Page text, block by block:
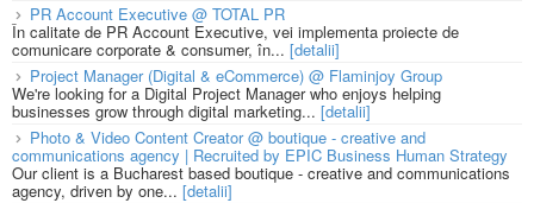
PR Account Executive @ TOTAL PR
În calitate de PR Account Executive, vei implementa proiecte de
comunicare corporate & consumer, în... [detalii]
Project Manager (Digital & eCommerce) @ Flaminjoy Group
We're looking for a Digital Project Manager who enjoys helping
businesses grow through digital marketing... [detalii]
Photo & Video Content Creator @ boutique - creative and
communications agency | Recruited by EPIC Business Human Strategy
Our client is a Bucharest based boutique - creative and communications
agency, driven by one... [detalii]